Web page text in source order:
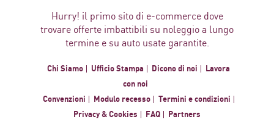
Hurry! il primo sito di e-commerce dove
trovare offerte imbattibili su noleggio a lungo
termine e su auto usate garantite.
Chi Siamo Ufficio Stampa Dicono di noi
Lavora
con noi
Convenzioni
Modulo recesso
Termini e condizioni
Privacy & Cookies
FAQ Partners